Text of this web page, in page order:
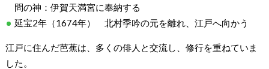
問の神：伊賀天満宮に奉納する
延宝2年（1674年） 北村季吟の元を離れ、江戸へ向かう
江戸に住んだ芭蕉は、多くの俳人と交流し、修行を重ねていま
した。